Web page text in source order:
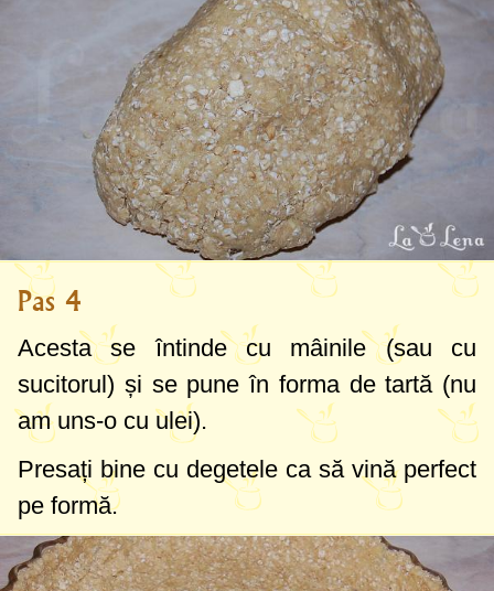
Pas 4
Acesta se întinde cu mâinile (sau cu
sucitorul) și se pune în forma de tartă (nu
am uns-o cu ulei).
Presați bine cu degetele ca să vină perfect
pe formă.